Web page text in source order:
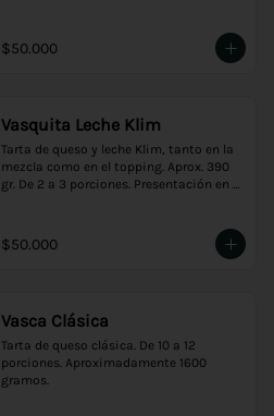
$50.000
Vasquita Leche Klim
Tarta de queso y leche Klim, tanto en la
mezcla como en el topping. Aprox. 390
gr. De 2 a 3 porciones. Presentación en
$50.000
Vasca Clásica
Tarta de queso clásica. De 10 a 12
porciones. Aproximadamente 1600
gramos.